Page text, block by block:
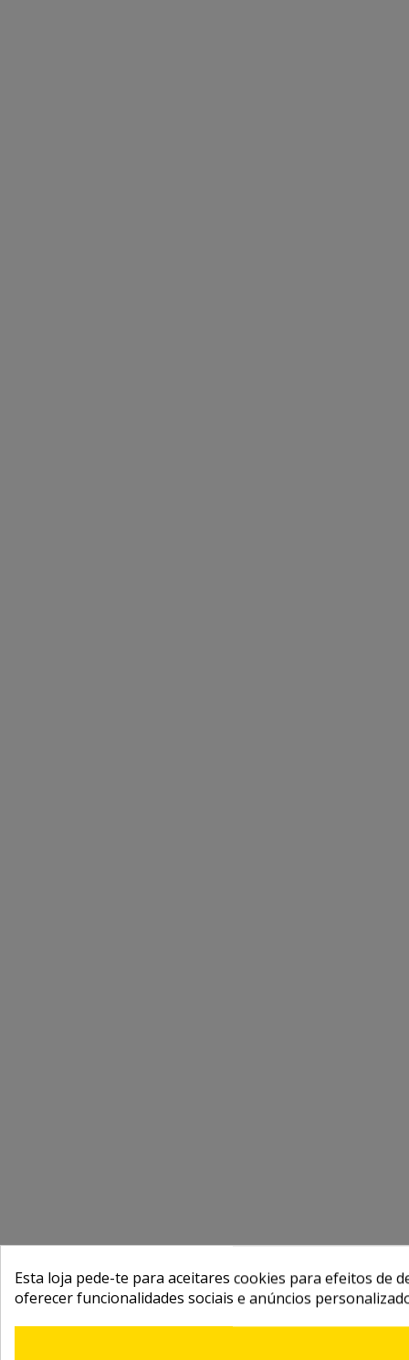
Esta loja pede-te para aceitares cookies para efeitos de
oferecer funcionalidades sociais e anúncios